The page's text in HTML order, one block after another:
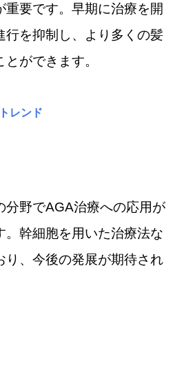
重要です。早期に治療を開
行を抑制し、より多くの髪
ができます。
レンド
分野でAGA治療への応用が
。幹細胞を用いた治療法な
り、今後の発展が期待され